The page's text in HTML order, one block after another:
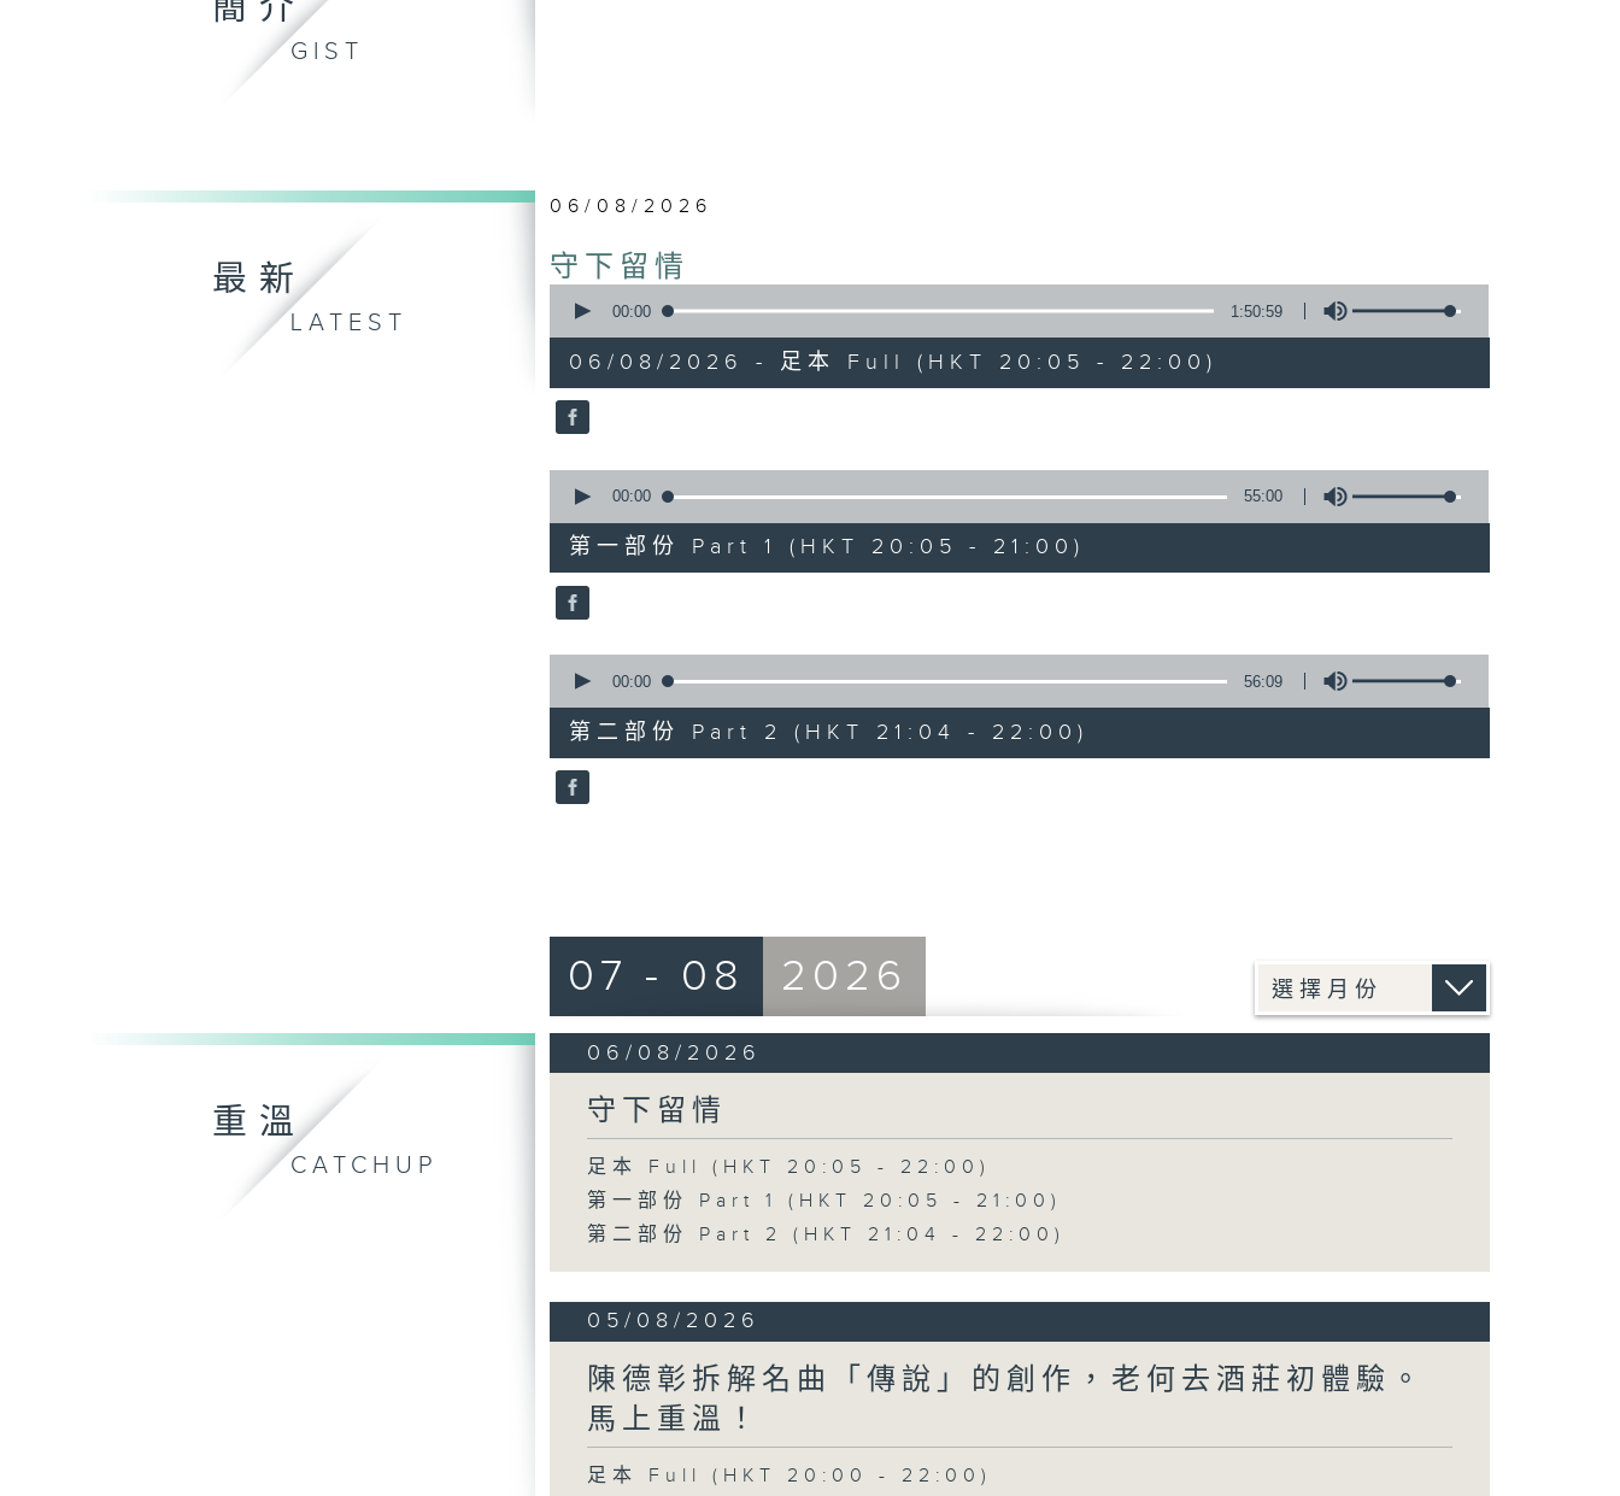
簡介
GIST
最新
LATEST
06/08/2026
守下留情
seconds
hour,
50
minutes,
59
90%
00:00 1:50:59
06/08/2026 - 足本 Full (HKT 20:05 - 22:00)
seconds
55
minutes,
0
seconds
90%
00:00 55:00
第一部份 Part 1 (HKT 20:05 - 21:00)
seconds
56
minutes,
9
seconds
90%
00:00 56:09
第二部份 Part 2 (HKT 21:04 - 22:00)
重溫
CATCHUP
07 - 08 2026
06/08/2026
守下留情
足本 Full (HKT 20:05 - 22:00)
第一部份 Part 1 (HKT 20:05 - 21:00)
第二部份 Part 2 (HKT 21:04 - 22:00)
05/08/2026
陳德彰拆解名曲「傳說」的創作，老何去酒莊初體驗。
馬上重溫！
足本 Full (HKT 20:00 - 22:00)